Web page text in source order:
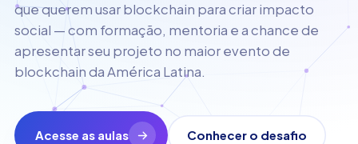
que querem usar blockchain para criar impacto
social — com formação, mentoria e a chance de
apresentar seu projeto no maior evento de
blockchain da América Latina.
Acesse as aulas Conhecer o desafio